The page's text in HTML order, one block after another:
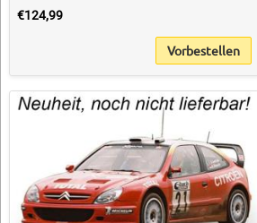
€124,99
Vorbestellen